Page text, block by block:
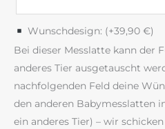
Wunschdesign: (+39,90 €)
Bei dieser Messlatte kann der
anderes Tier ausgetauscht
nachfolgenden Feld deine
den anderen Babymesslatten
ein anderes Tier) – wir